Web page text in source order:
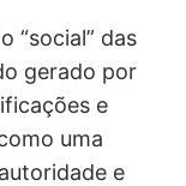
“social” das
gerado por
e
uma
e